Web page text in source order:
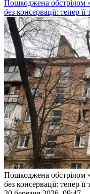
Пошкоджена обстрілом
без консервації: тепер
Пошкоджена обстрілом
без консервації: тепер